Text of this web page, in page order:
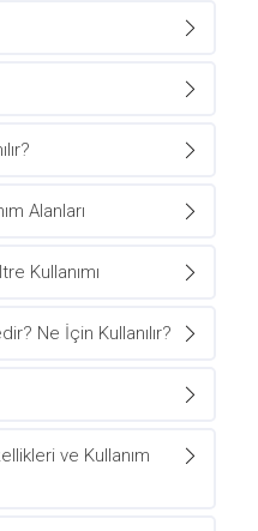
Alanları
Kullanımı
Ne İçin Kullanılır?
ve Kullanım